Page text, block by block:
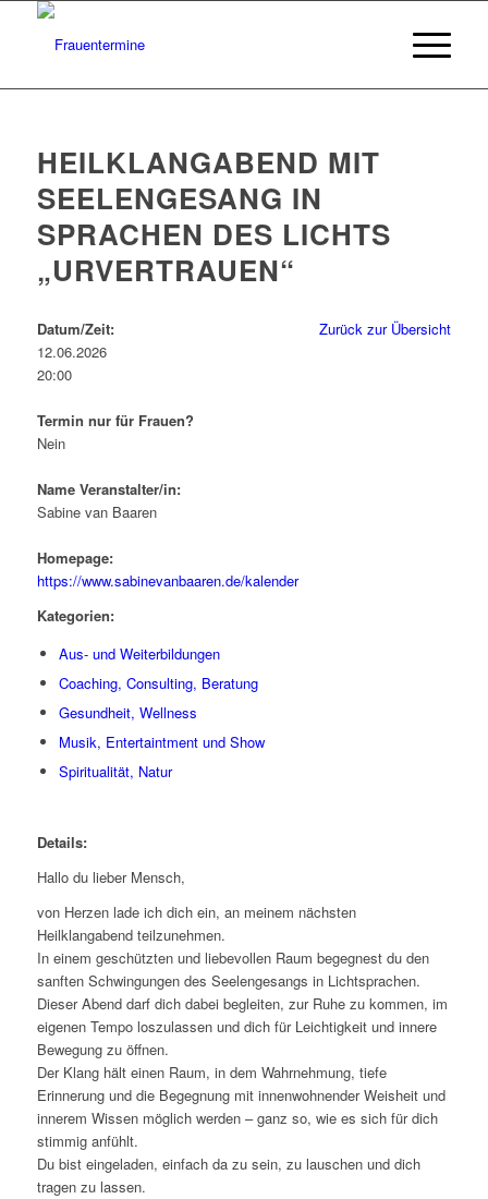
HEILKLANGABEND MIT
SEELENGESANG IN
SPRACHEN DES LICHTS
„URVERTRAUEN“
Zurück zur Übersicht
Datum/Zeit:
12.06.2026
20:00
Termin nur für Frauen?
Nein
Name Veranstalter/in:
Sabine van Baaren
Homepage:
https://www.sabinevanbaaren.de/kalender
Kategorien:
Aus- und Weiterbildungen
Coaching, Consulting, Beratung
Gesundheit, Wellness
Musik, Entertaintment und Show
Spiritualität, Natur
Details:
Hallo du lieber Mensch,
von Herzen lade ich dich ein, an meinem nächsten
Heilklangabend teilzunehmen.
In einem geschützten und liebevollen Raum begegnest du den
sanften Schwingungen des Seelengesangs in Lichtsprachen.
Dieser Abend darf dich dabei begleiten, zur Ruhe zu kommen, im
eigenen Tempo loszulassen und dich für Leichtigkeit und innere
Bewegung zu öffnen.
Der Klang hält einen Raum, in dem Wahrnehmung, tiefe
Erinnerung und die Begegnung mit innenwohnender Weisheit und
innerem Wissen möglich werden – ganz so, wie es sich für dich
stimmig anfühlt.
Du bist eingeladen, einfach da zu sein, zu lauschen und dich
tragen zu lassen.